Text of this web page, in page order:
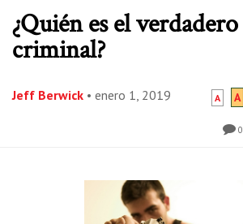
¿Quién es el verdadero
criminal?
Jeff Berwick • enero 1, 2019 A A
0